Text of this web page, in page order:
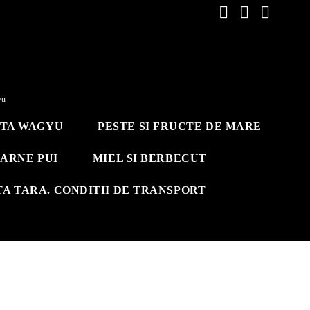
WAGYU PESTE SI FRUCTE DE MARE
PUI MIEL SI BERBECUT
TARA. CONDITII DE TRANSPORT